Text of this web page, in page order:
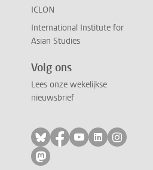
ICLON
International Institute for
Asian Studies
Volg ons
Lees onze wekelijkse
nieuwsbrief
Volg ons op bluesky
Volg ons op
Volg ons op
Volg ons
Volg
Volg ons op mastodon